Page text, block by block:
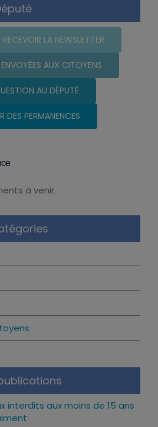
RECEVOIR LA NEWSLETTER
AUX CITOYENS
AU DÉPUTÉ
DES PERMANENCES
à venir.
interdits aux moins de 15 ans